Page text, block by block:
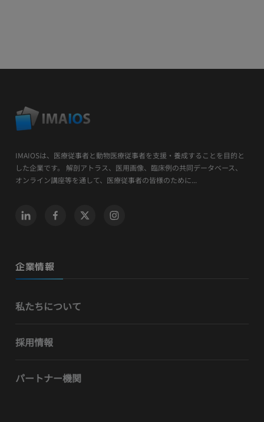
IMAIOSは、医療従事者と動物医療従事者を支援・養成することを目的と
した企業です。 解剖アトラス、医用画像、臨床例の共同データベース、
オンライン講座等を通して、医療従事者の皆様のために...
企業情報
私たちについて
採用情報
パートナー機関